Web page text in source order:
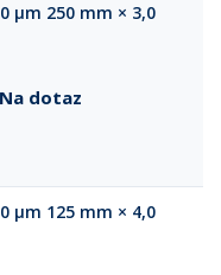
µm 250 mm × 3,0
Na dotaz
µm 125 mm × 4,0